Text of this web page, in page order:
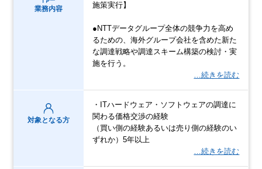
業務内容
施策実行】
●NTTデータグループ全体の競争力を高め
るための、海外グループ会社を含めた新た
な調達戦略や調達スキーム構築の検討・実
施を行う。
…続きを読む
対象となる方
・ITハードウェア・ソフトウェアの調達に
関わる価格交渉の経験
（買い側の経験あるいは売り側の経験のい
ずれか）5年以上
…続きを読む